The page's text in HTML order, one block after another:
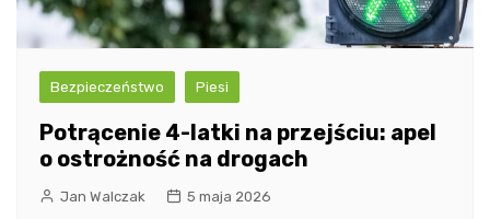
Bezpieczeństwo Piesi
Potrącenie 4-latki na przejściu: apel
o ostrożność na drogach
Jan Walczak 5 maja 2026